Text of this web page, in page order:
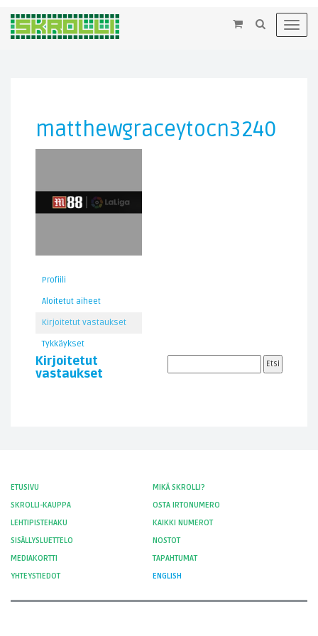
×
matthewgraceytocn3240
Profiili
Aloitetut aiheet
Kirjoitetut vastaukset
Tykkäykset
Kirjoitetut
vastaukset
ETUSIVU
MIKÄ SKROLLI?
SKROLLI-KAUPPA
OSTA IRTONUMERO
LEHTIPISTEHAKU
KAIKKI NUMEROT
SISÄLLYSLUETTELO
NOSTOT
MEDIAKORTTI
TAPAHTUMAT
YHTEYSTIEDOT
ENGLISH